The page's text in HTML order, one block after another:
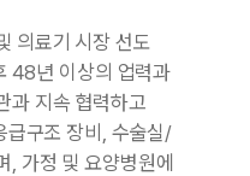
의료기 시장 선도
48년 이상의 업력과
과 지속 협력하고
급구조 장비, 수술실/
, 가정 및 요양병원에